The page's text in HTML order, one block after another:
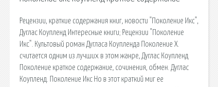
Рецензии, краткие содержания книг, новости "Поколение Икс",
Дуглас Коупленд Интересные книги; Рецензии "Поколение
Икс". Культовый роман Дугласа Коупленда Поколение Х.
считается одним из лучших в этом жанре, Дуглас Коупленд
Поколение краткое содержание, сочинения, обмен. Дуглас
Коупленд. Поколение Икс Но в этот краткий миг ее